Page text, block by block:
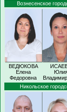
Вознесенское
ВЕДЮКОВА
Елена
Федоровна
Никольское